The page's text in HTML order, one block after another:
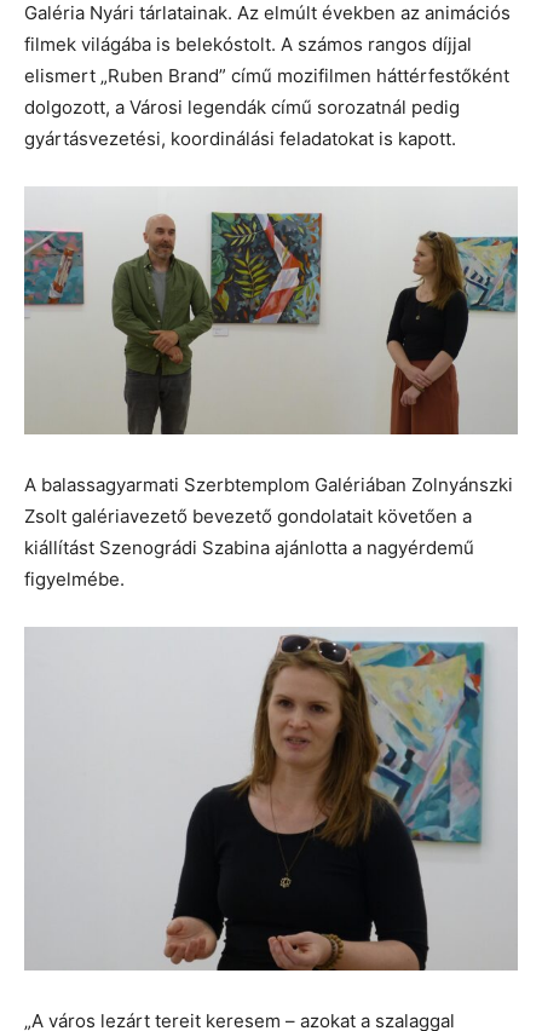
Galéria Nyári tárlatainak. Az elmúlt években az animációs
filmek világába is belekóstolt. A számos rangos díjjal
elismert „Ruben Brand” című mozifilmen háttérfestőként
dolgozott, a Városi legendák című sorozatnál pedig
gyártásvezetési, koordinálási feladatokat is kapott.
A balassagyarmati Szerbtemplom Galériában Zolnyánszki
Zsolt galériavezető bevezető gondolatait követően a
kiállítást Szenográdi Szabina ajánlotta a nagyérdemű
figyelmébe.
„A város lezárt tereit keresem – azokat a szalaggal